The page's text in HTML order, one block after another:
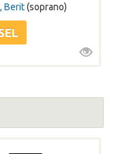
Berit(soprano)